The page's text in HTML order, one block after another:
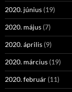
2020. június (19)
2020. május (7)
2020. április (9)
2020. március (19)
2020. február (11)